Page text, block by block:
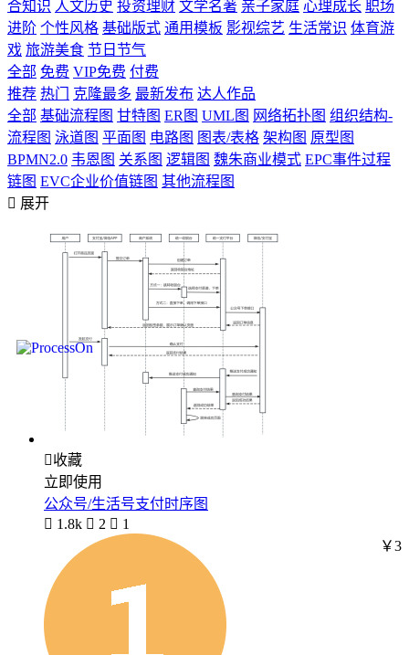
合知识 人文历史 投资理财 文学名著 亲子家庭 心理成长 职场
进阶 个性风格 基础版式 通用模板 影视综艺 生活常识 体育游
戏 旅游美食 节日节气
全部 免费 VIP免费 付费
推荐 热门 克隆最多 最新发布 达人作品
全部 基础流程图 甘特图 ER图 UML图 网络拓扑图 组织结构-
流程图 泳道图 平面图 电路图 图表/表格 架构图 原型图
BPMN2.0 韦恩图 关系图 逻辑图 魏朱商业模式 EPC事件过程
链图 EVC企业价值链图 其他流程图
 展开
收藏
立即使用
公众号/生活号支付时序图
 1.8k  2  1
￥3